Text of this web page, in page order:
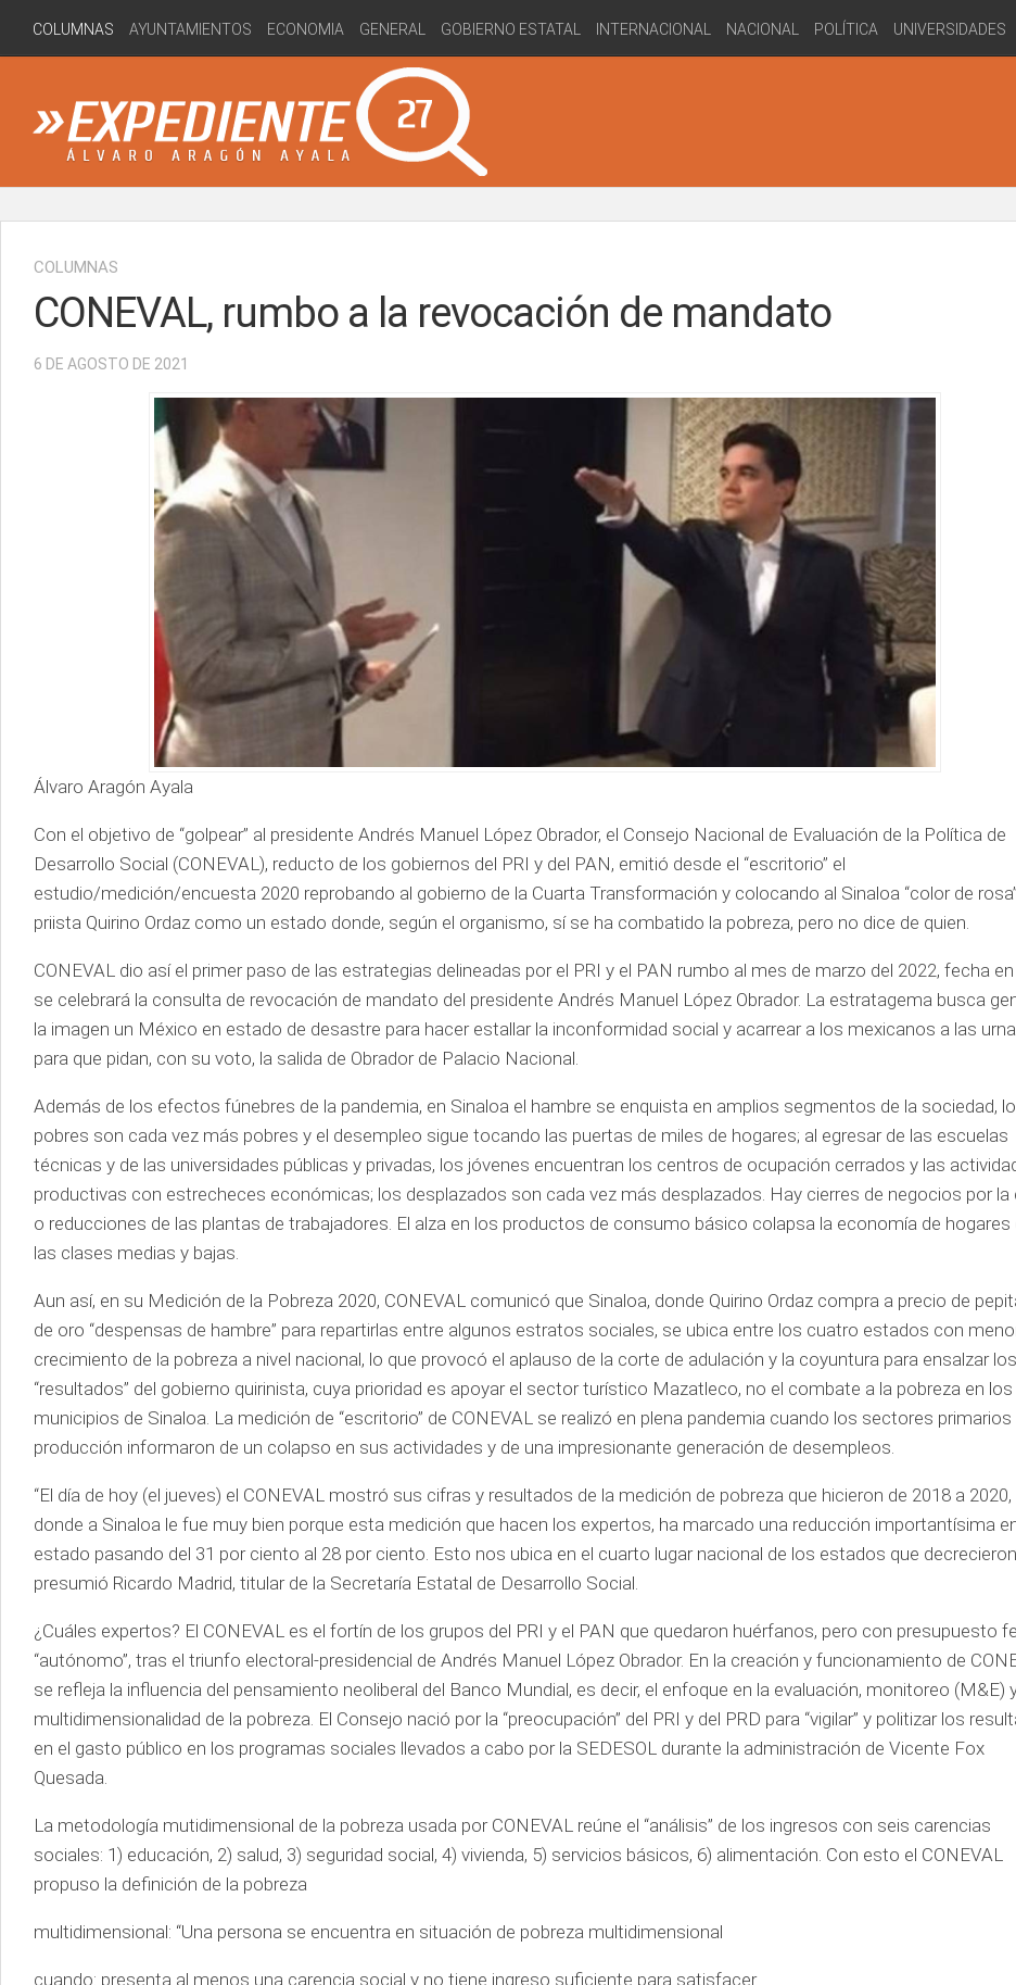
content
COLUMNAS AYUNTAMIENTOS ECONOMIA GENERAL GOBIERNO ESTATAL INTERNACIONAL NACIONAL POLÍTICA UNIVERSIDADES
COLUMNAS
CONEVAL, rumbo a la revocación de mandato
6 DE AGOSTO DE 2021
Álvaro Aragón Ayala
Con el objetivo de “golpear” al presidente Andrés Manuel López Obrador, el Consejo Nacional de Evaluación de la Política de
Desarrollo Social (CONEVAL), reducto de los gobiernos del PRI y del PAN, emitió desde el “escritorio” el
estudio/medición/encuesta 2020 reprobando al gobierno de la Cuarta Transformación y colocando al Sinaloa “color de
priista Quirino Ordaz como un estado donde, según el organismo, sí se ha combatido la pobreza, pero no dice de quien.
CONEVAL dio así el primer paso de las estrategias delineadas por el PRI y el PAN rumbo al mes de marzo del 2022, fecha
se celebrará la consulta de revocación de mandato del presidente Andrés Manuel López Obrador. La estratagema busca
la imagen un México en estado de desastre para hacer estallar la inconformidad social y acarrear a los mexicanos a las
para que pidan, con su voto, la salida de Obrador de Palacio Nacional.
Además de los efectos fúnebres de la pandemia, en Sinaloa el hambre se enquista en amplios segmentos de la sociedad,
pobres son cada vez más pobres y el desempleo sigue tocando las puertas de miles de hogares; al egresar de las escuelas
técnicas y de las universidades públicas y privadas, los jóvenes encuentran los centros de ocupación cerrados y las
productivas con estrecheces económicas; los desplazados son cada vez más desplazados. Hay cierres de negocios por la
o reducciones de las plantas de trabajadores. El alza en los productos de consumo básico colapsa la economía de hogares
las clases medias y bajas.
Aun así, en su Medición de la Pobreza 2020, CONEVAL comunicó que Sinaloa, donde Quirino Ordaz compra a precio de
de oro “despensas de hambre” para repartirlas entre algunos estratos sociales, se ubica entre los cuatro estados con
crecimiento de la pobreza a nivel nacional, lo que provocó el aplauso de la corte de adulación y la coyuntura para ensalzar los
“resultados” del gobierno quirinista, cuya prioridad es apoyar el sector turístico Mazatleco, no el combate a la pobreza en
municipios de Sinaloa. La medición de “escritorio” de CONEVAL se realizó en plena pandemia cuando los sectores primarios
producción informaron de un colapso en sus actividades y de una impresionante generación de desempleos.
“El día de hoy (el jueves) el CONEVAL mostró sus cifras y resultados de la medición de pobreza que hicieron de 2018 a 2020,
donde a Sinaloa le fue muy bien porque esta medición que hacen los expertos, ha marcado una reducción importantísima
estado pasando del 31 por ciento al 28 por ciento. Esto nos ubica en el cuarto lugar nacional de los estados que
presumió Ricardo Madrid, titular de la Secretaría Estatal de Desarrollo Social.
¿Cuáles expertos? El CONEVAL es el fortín de los grupos del PRI y el PAN que quedaron huérfanos, pero con presupuesto
“autónomo”, tras el triunfo electoral-presidencial de Andrés Manuel López Obrador. En la creación y funcionamiento de
se refleja la influencia del pensamiento neoliberal del Banco Mundial, es decir, el enfoque en la evaluación, monitoreo (M&E)
multidimensionalidad de la pobreza. El Consejo nació por la “preocupación” del PRI y del PRD para “vigilar” y politizar los
en el gasto público en los programas sociales llevados a cabo por la SEDESOL durante la administración de Vicente Fox
Quesada.
La metodología mutidimensional de la pobreza usada por CONEVAL reúne el “análisis” de los ingresos con seis carencias
sociales: 1) educación, 2) salud, 3) seguridad social, 4) vivienda, 5) servicios básicos, 6) alimentación. Con esto el CONEVAL
propuso la definición de la pobreza
multidimensional: “Una persona se encuentra en situación de pobreza multidimensional
cuando: presenta al menos una carencia social y no tiene ingreso suficiente para satisfacer